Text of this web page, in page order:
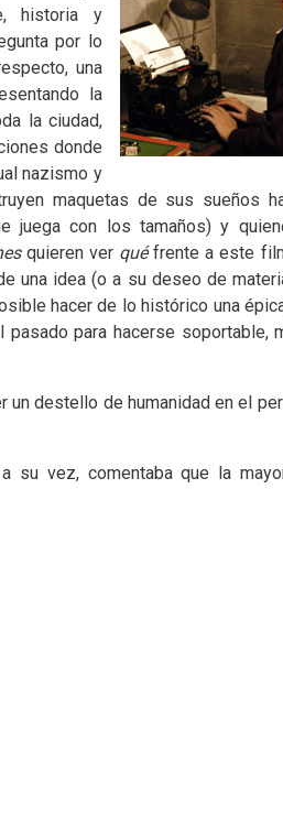
historia y
por lo
una
la
la ciudad,
donde
nazismo y
maquetas de sus sueños
juega con los tamaños) y
quieren ver quéfrente a este
una idea (o a su deseo de
hacer de lo histórico una
pasado para hacerse soportable,
un destello de humanidad en el
su vez, comentaba que la